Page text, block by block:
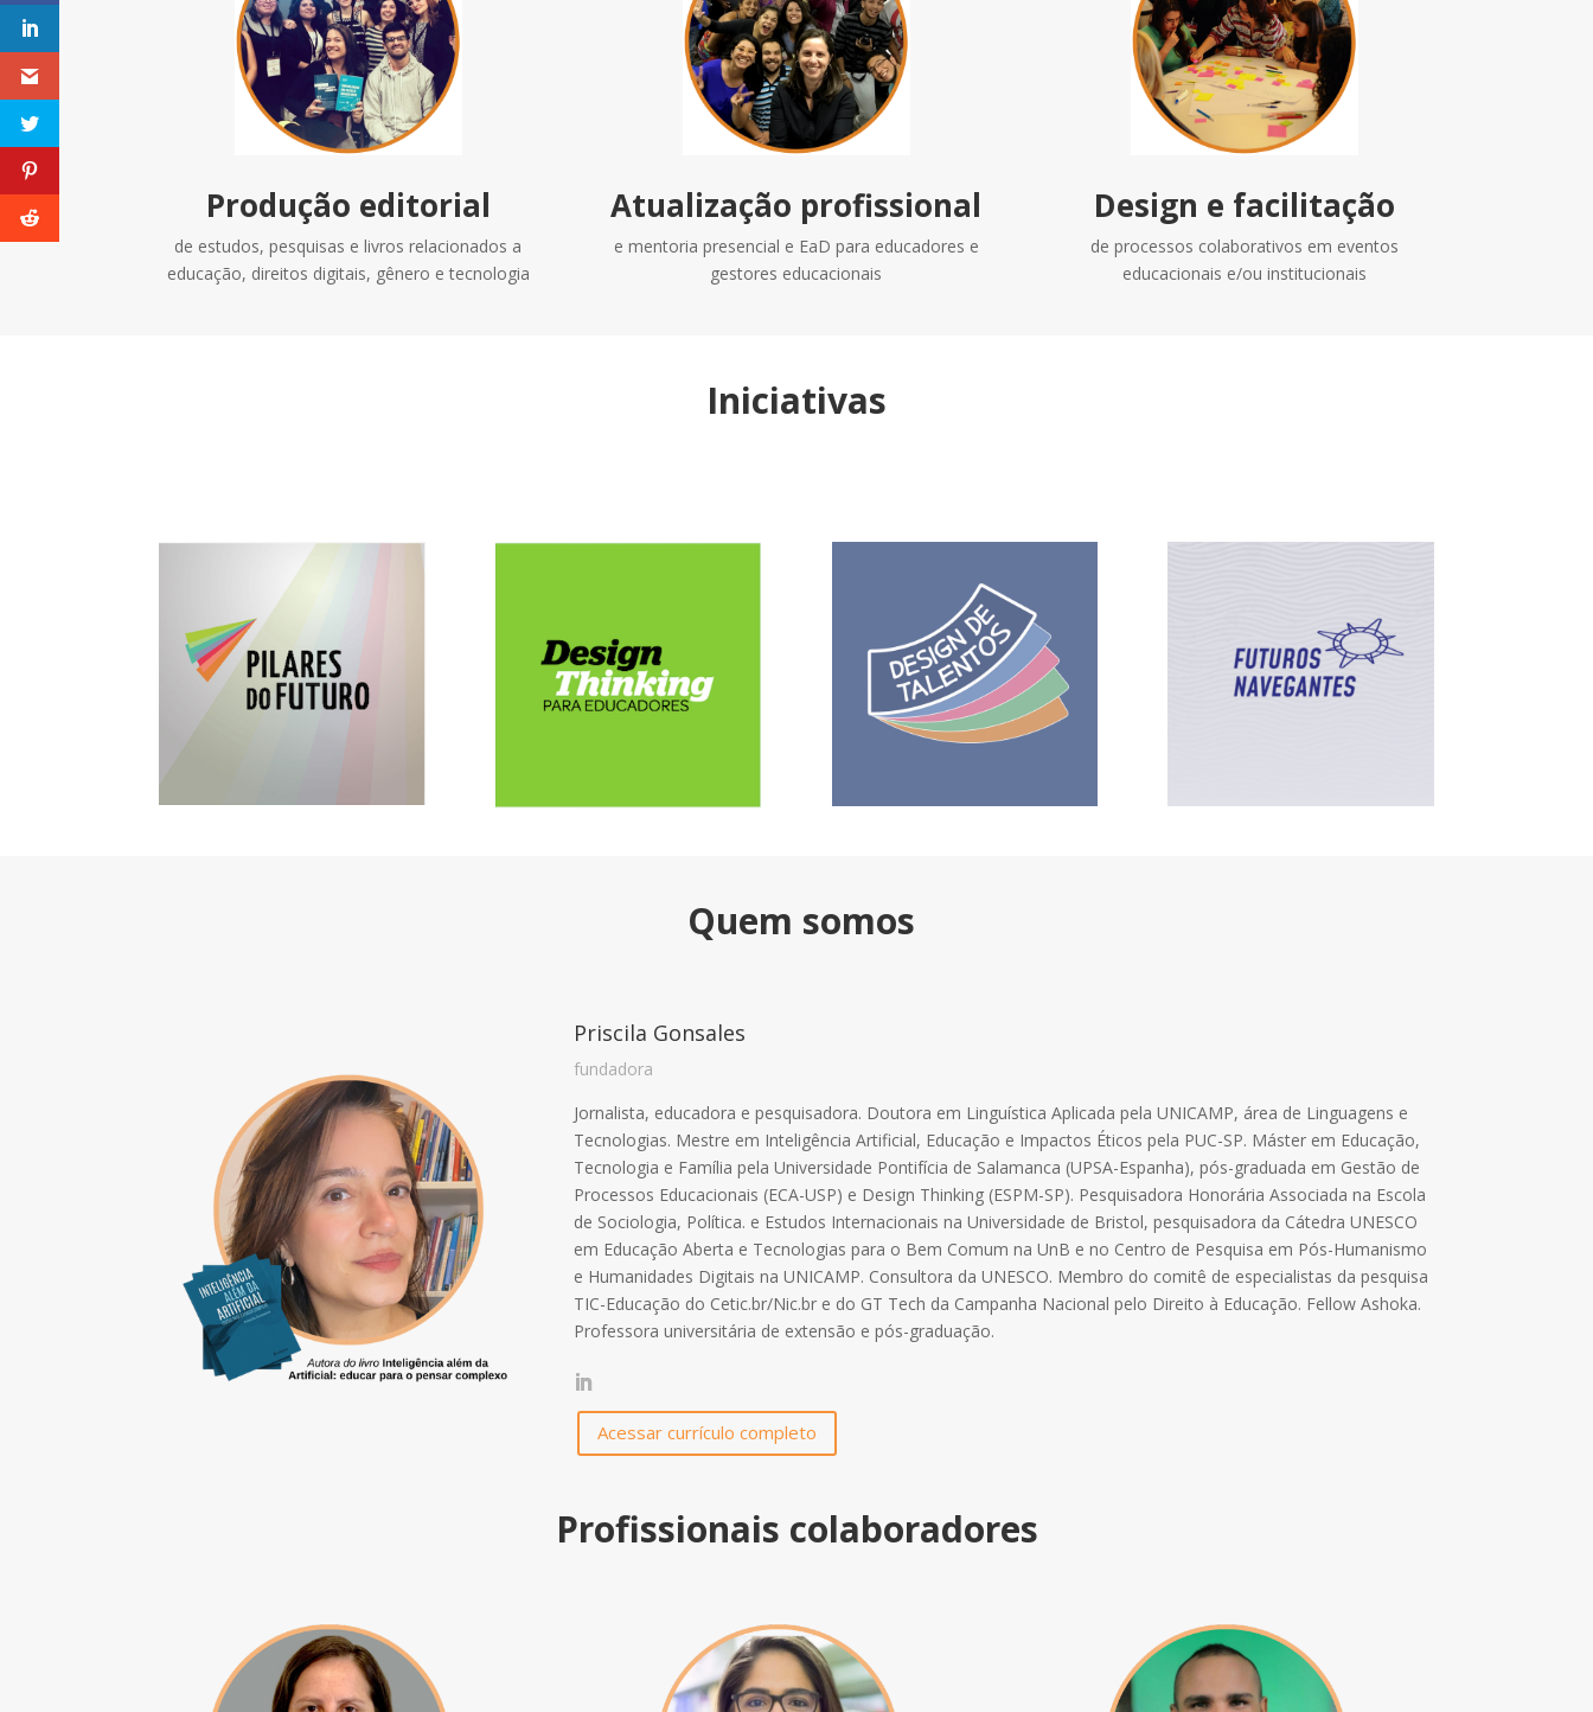
Produção editorial
de estudos, pesquisas e livros relacionados a
educação, direitos digitais, gênero e tecnologia
Atualização profissional
e mentoria presencial e EaD para educadores e
gestores educacionais
Design e facilitação
de processos colaborativos em eventos
educacionais e/ou institucionais
Iniciativas
Quem somos
Priscila Gonsales
fundadora
Jornalista, educadora e pesquisadora. Doutora em Linguística Aplicada pela UNICAMP, área de Linguagens e
Tecnologias. Mestre em Inteligência Artificial, Educação e Impactos Éticos pela PUC-SP. Máster em Educação,
Tecnologia e Família pela Universidade Pontifícia de Salamanca (UPSA-Espanha), pós-graduada em Gestão de
Processos Educacionais (ECA-USP) e Design Thinking (ESPM-SP). Pesquisadora Honorária Associada na Escola
de Sociologia, Política. e Estudos Internacionais na Universidade de Bristol, pesquisadora da Cátedra UNESCO
em Educação Aberta e Tecnologias para o Bem Comum na UnB e no Centro de Pesquisa em Pós-Humanismo
e Humanidades Digitais na UNICAMP. Consultora da UNESCO. Membro do comitê de especialistas da pesquisa
TIC-Educação do Cetic.br/Nic.br e do GT Tech da Campanha Nacional pelo Direito à Educação. Fellow Ashoka.
Professora universitária de extensão e pós-graduação.
Acessar currículo completo
Profissionais colaboradores